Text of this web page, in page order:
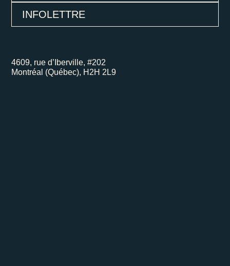
INFOLETTRE
4609, rue d’Iberville, #202
Montréal (Québec), H2H 2L9